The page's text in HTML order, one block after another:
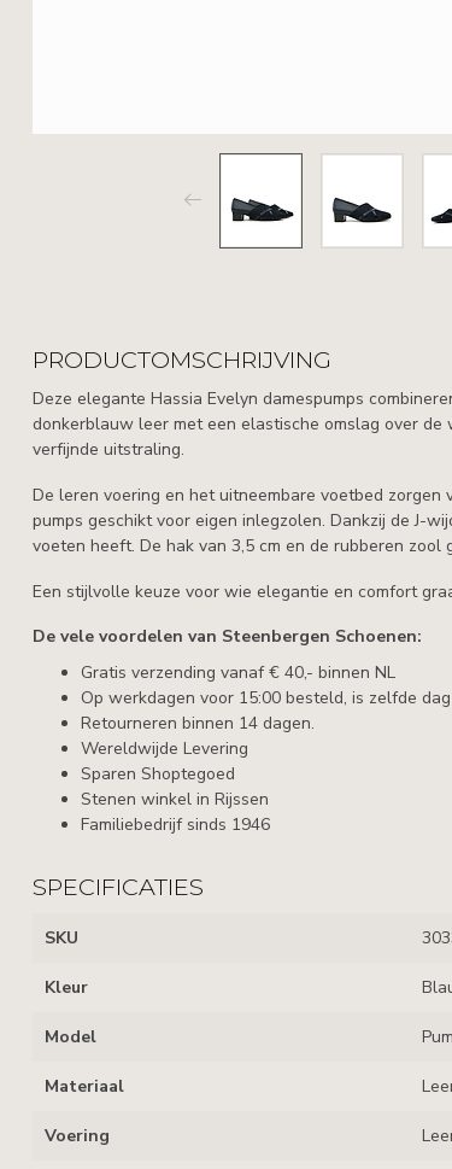
PRODUCTOMSCHRIJVING
Deze elegante Hassia Evelyn damespumps
donkerblauw leer met een elastische omslag over
verfijnde uitstraling.
De leren voering en het uitneembare voetbed zorgen
pumps geschikt voor eigen inlegzolen. Dankzij de J-
voeten heeft. De hak van 3,5 cm en de rubberen
Een stijlvolle keuze voor wie elegantie en comfort
De vele voordelen van Steenbergen Schoenen:
Gratis verzending vanaf € 40,- binnen NL
Op werkdagen voor 15:00 besteld, is zelfde
Retourneren binnen 14 dagen.
Wereldwijde Levering
Sparen Shoptegoed
Stenen winkel in Rijssen
Familiebedrijf sinds 1946
SPECIFICATIES
SKU
Kleur
Model
Materiaal
Voering